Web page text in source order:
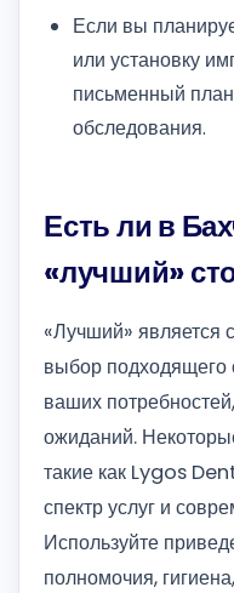
Если вы
или установку
письменный
обследования.
Есть ли в
«лучший»
«Лучший» является
выбор подходящего
ваших
ожиданий.
такие как Lygos
спектр услуг и
Используйте
полномочия,